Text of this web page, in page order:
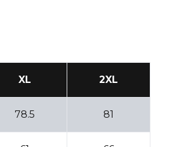
XL 2XL
78.5 81